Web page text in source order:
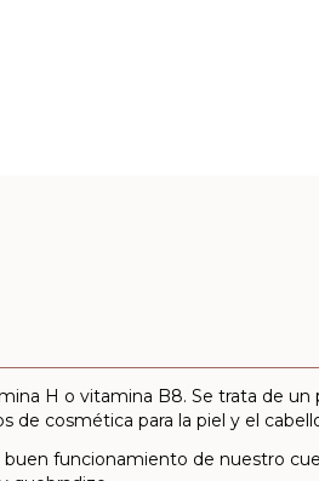
H o vitamina B8. Se trata de un
de cosmética para la piel y el
funcionamiento de nuestro